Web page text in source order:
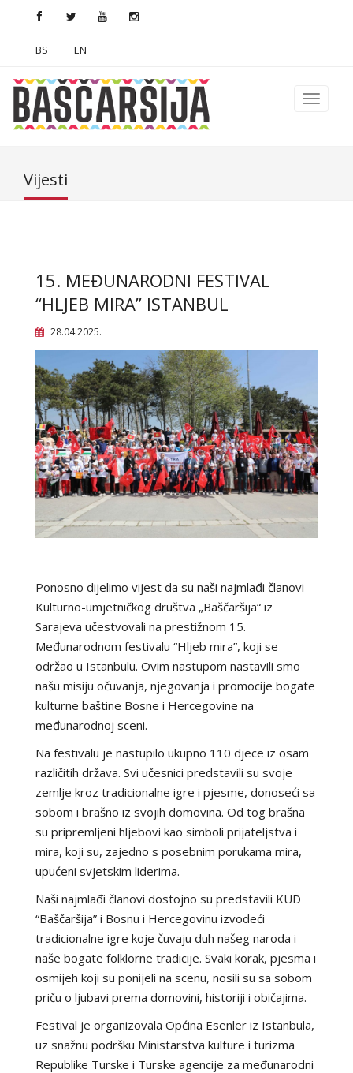
BS EN
Vijesti
15. MEĐUNARODNI FESTIVAL
“HLJEB MIRA” ISTANBUL
28.04.2025.
Ponosno dijelimo vijest da su naši najmlađi članovi
Kulturno-umjetničkog društva „Baščaršija“ iz
Sarajeva učestvovali na prestižnom 15.
Međunarodnom festivalu “Hljeb mira”, koji se
održao u Istanbulu. Ovim nastupom nastavili smo
našu misiju očuvanja, njegovanja i promocije bogate
kulturne baštine Bosne i Hercegovine na
međunarodnoj sceni.
Na festivalu je nastupilo ukupno 110 djece iz osam
različitih država. Svi učesnici predstavili su svoje
zemlje kroz tradicionalne igre i pjesme, donoseći sa
sobom i brašno iz svojih domovina. Od tog brašna
su pripremljeni hljebovi kao simboli prijateljstva i
mira, koji su, zajedno s posebnim porukama mira,
upućeni svjetskim liderima.
Naši najmlađi članovi dostojno su predstavili KUD
“Baščaršija” i Bosnu i Hercegovinu izvodeći
tradicionalne igre koje čuvaju duh našeg naroda i
naše bogate folklorne tradicije. Svaki korak, pjesma i
osmijeh koji su ponijeli na scenu, nosili su sa sobom
priču o ljubavi prema domovini, historiji i običajima.
Festival je organizovala Općina Esenler iz Istanbula,
uz snažnu podršku Ministarstva kulture i turizma
Republike Turske i Turske agencije za međunarodni